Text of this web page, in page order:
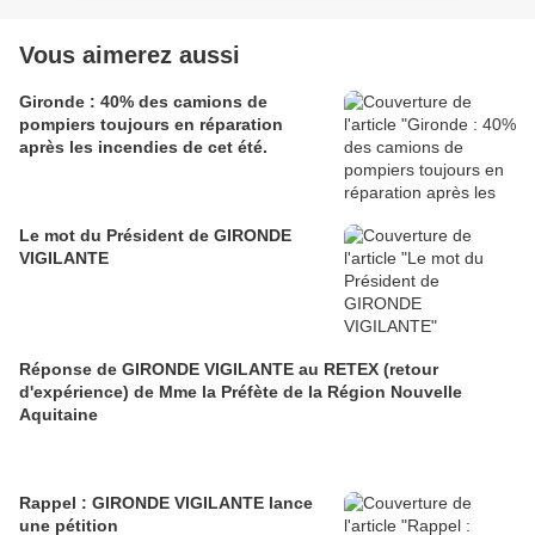
Vous aimerez aussi
Gironde : 40% des camions de
pompiers toujours en réparation
après les incendies de cet été.
Le mot du Président de GIRONDE
VIGILANTE
Réponse de GIRONDE VIGILANTE au RETEX (retour
d'expérience) de Mme la Préfète de la Région Nouvelle
Aquitaine
Rappel : GIRONDE VIGILANTE lance
une pétition